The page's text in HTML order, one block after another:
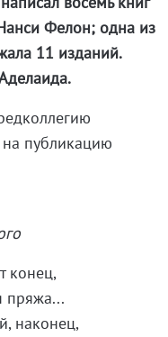
Фелон; одна из
11 изданий.
публикацию
конец,
пряжа...
наконец,